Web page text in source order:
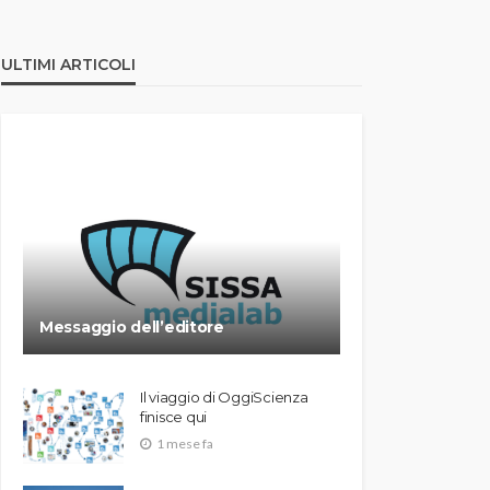
ULTIMI ARTICOLI
Messaggio dell’editore
Il viaggio di OggiScienza
finisce qui
1 mese fa